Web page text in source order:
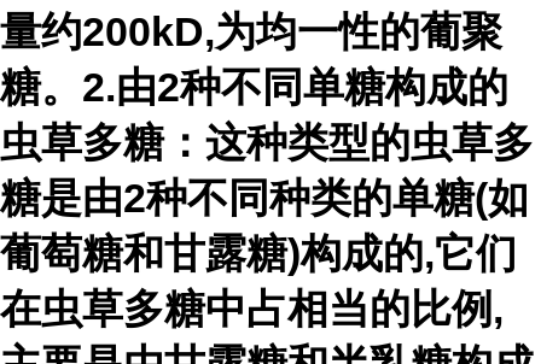
量约200kD,为均一性的葡聚
糖。2.由2种不同单糖构成的
虫草多糖：这种类型的虫草多
糖是由2种不同种类的单糖(如
葡萄糖和甘露糖)构成的,它们
在虫草多糖中占相当的比例,